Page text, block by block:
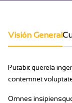
Visión General
Putabit querela
contemnet
Omnes